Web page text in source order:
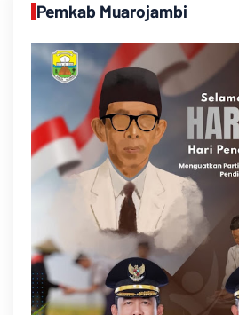
Pemkab Muarojambi